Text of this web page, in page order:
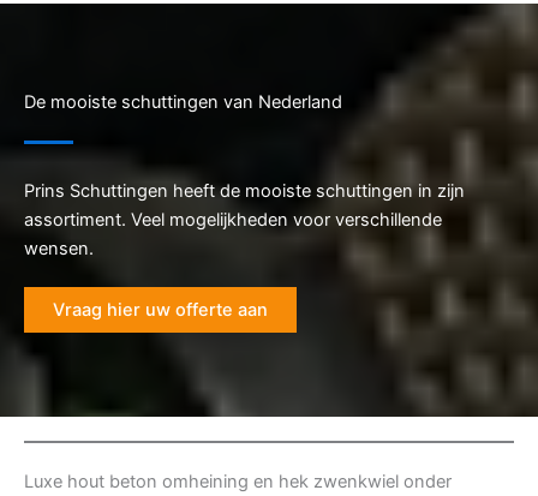
De mooiste schuttingen van Nederland
Prins Schuttingen heeft de mooiste schuttingen in zijn
assortiment. Veel mogelijkheden voor verschillende
wensen.
Vraag hier uw offerte aan
Luxe hout beton omheining en hek zwenkwiel onder